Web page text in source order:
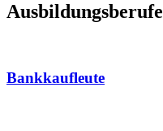
Ausbildungsberufe
Bankkaufleute